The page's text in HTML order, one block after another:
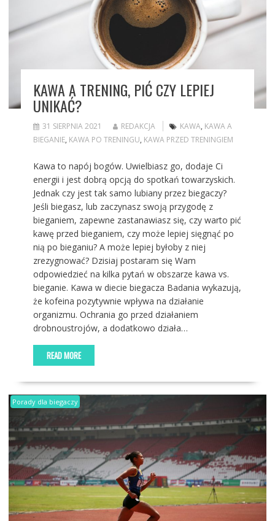
KAWA A TRENING, PIĆ CZY LEPIEJ
UNIKAĆ?
31 SIERPNIA 2021 REDAKCJA KAWA, KAWA A
BIEGANIE, KAWA PO TRENINGU, KAWA PRZED TRENINGIEM
Kawa to napój bogów. Uwielbiasz go, dodaje Ci
energii i jest dobrą opcją do spotkań towarzyskich.
Jednak czy jest tak samo lubiany przez biegaczy?
Jeśli biegasz, lub zaczynasz swoją przygodę z
bieganiem, zapewne zastanawiasz się, czy warto pić
kawę przed bieganiem, czy może lepiej sięgnąć po
nią po bieganiu? A może lepiej byłoby z niej
zrezygnować? Dzisiaj postaram się Wam
odpowiedzieć na kilka pytań w obszarze kawa vs.
bieganie. Kawa w diecie biegacza Badania wykazują,
że kofeina pozytywnie wpływa na działanie
organizmu. Ochrania go przed działaniem
drobnoustrojów, a dodatkowo działa…
READ MORE
Porady dla biegaczy